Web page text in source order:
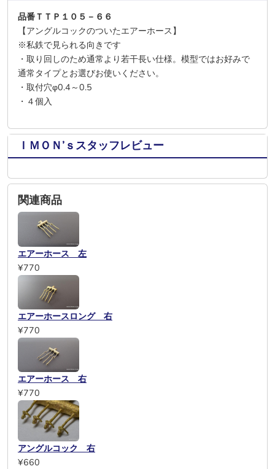
品番ＴＴＰ１０５－６６
【アングルコックのついたエアーホース】
※私鉄で見られる向きです
・取り回しのため通常より若干長い仕様。模型ではお好みで
通常タイプとお選びお使いください。
・取付穴φ0.4～0.5
・４個入
ＩＭＯＮ’ｓスタッフレビュー
関連商品
エアーホース 左
¥770
エアーホースロング 右
¥770
エアーホース 右
¥770
アングルコック 右
¥660